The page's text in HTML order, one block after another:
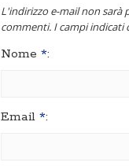
L'indirizzo e-mail non sarà
commenti. I campi
Nome *:
Email *: